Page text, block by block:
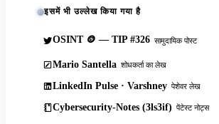
इसमें भी उल्लेख किया गया है
OSINT 🪙 — TIP #326 सामुदायिक पोस्ट
Mario Santella शोधकर्ता का लेख
LinkedIn Pulse · Varshney पेशेवर लेख
Cybersecurity-Notes (3ls3if) पेंटेस्ट नोट्स